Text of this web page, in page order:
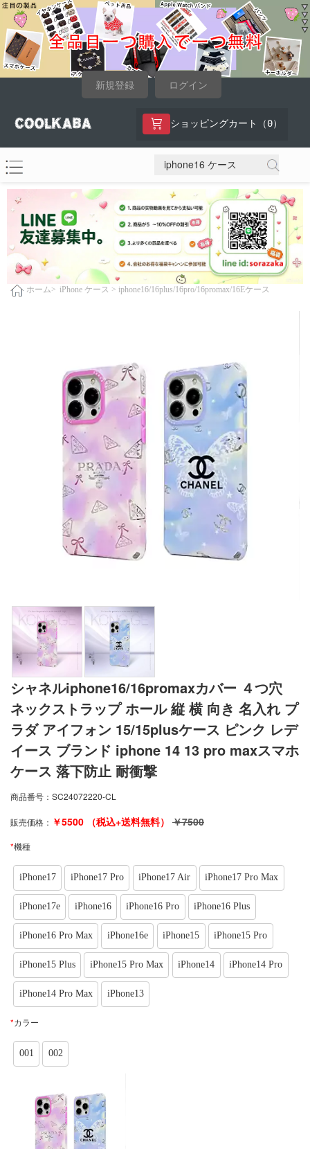
新規登録 ログイン
ショッピングカート（ 0）
ホーム> iPhone ケース > iphone16/16plus/16pro/16promax/16Eケース
シャネルiphone16/16promaxカバー ４つ穴
ネックストラップ ホール 縦 横 向き 名入れ プ
ラダ アイフォン 15/15plusケース ピンク レデ
イース ブランド iphone 14 13 pro maxスマホ
ケース 落下防止 耐衝撃
商品番号： SC24072220-CL
販売価格： ￥5500 （税込+送料無料） ￥7500
*機種
iPhone17 iPhone17 Pro iPhone17 Air iPhone17 Pro Max
iPhone17e iPhone16 iPhone16 Pro iPhone16 Plus
iPhone16 Pro Max iPhone16e iPhone15 iPhone15 Pro
iPhone15 Plus iPhone15 Pro Max iPhone14 iPhone14 Pro
iPhone14 Pro Max iPhone13
*カラー
001 002